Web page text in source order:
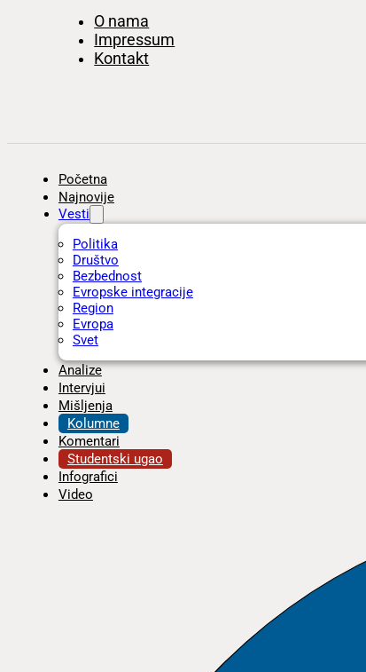
O nama
Impressum
Kontakt
Početna
Najnovije
Vesti
Politika
Društvo
Bezbednost
Evropske integracije
Region
Evropa
Svet
Analize
Intervjui
Mišljenja
Kolumne
Komentari
Studentski ugao
Infografici
Video